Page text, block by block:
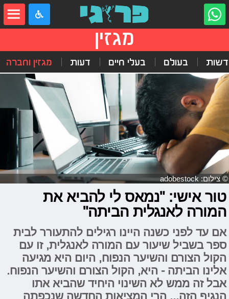
מגזין
בעולם בעלי חיים דעות מגזין וחברה
© צילום: adobestock
טור אישי: "נמאס לי להביא את
המורה לאנגלית הביתה"
אם עד לפני כשנה היינו רגילים להתעורר לבית
ספר בשביל שיעור עם המורה לאנגלית, זו עם
הקול הצורם והשיער הנפוח, היום היא מגיעה
אלינו הביתה - היא, הקול הצורם והשיער הנפוח.
אבל זה ממש לא השינוי היחיד שהביא אתו
הנגיף הזה... הרי המציאות החדשה שנכפתה